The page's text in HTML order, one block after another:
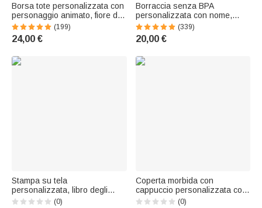
Borsa tote personalizzata con
personaggio animato, fiore di
nascita e nome, in velluto a
coste, grande e capiente -
Regalo di compleanno per
(199)
24,00 €
Borraccia senza BPA
personalizzata con nome,
animali adorabili e cannuccia
in silicone, da 475 ml - Regalo
del rientro a scuola per
(339)
20,00 €
Stampa su tela
personalizzata, libro degli
ospiti alternativo con
(0)
Coperta morbida con
cappuccio personalizzata con
ricamo a tema calcio,
(0)